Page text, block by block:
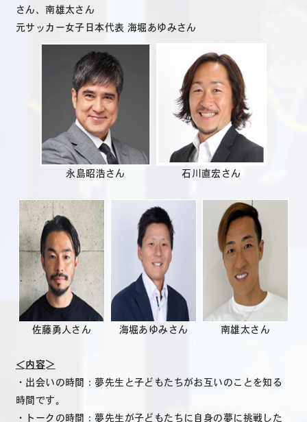
さん、南雄太さん
元サッカー女子日本代表 海堀あゆみさん
永島昭浩さん 石川直宏さん
佐藤勇人さん 海堀あゆみさん 南雄太さん
＜内容＞
・出会いの時間：夢先生と子どもたちがお互いのことを知る
時間です。
・トークの時間：夢先生が子どもたちに自身の夢に挑戦した